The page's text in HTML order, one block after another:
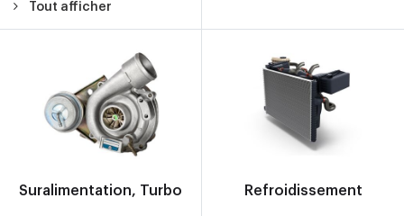
Tout afficher
Suralimentation, Turbo Refroidissement